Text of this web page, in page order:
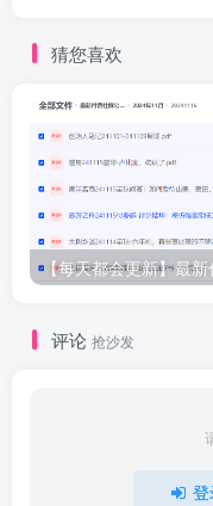
猜您喜欢
评论 抢沙发